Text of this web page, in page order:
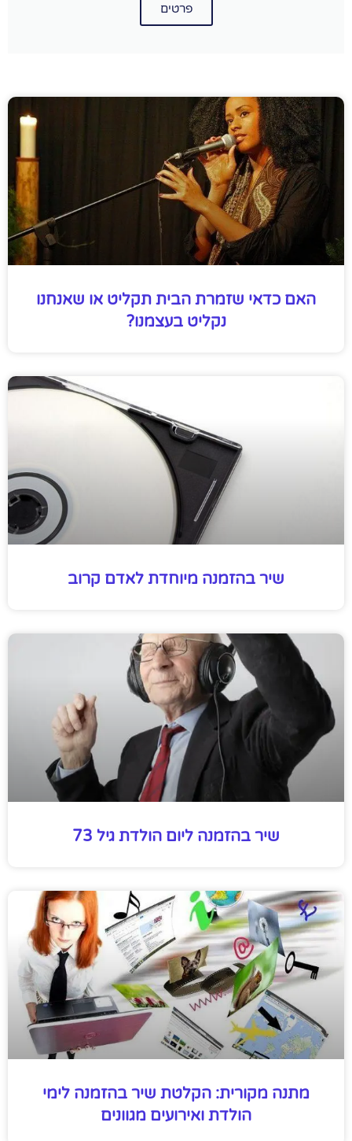
פרטים
האם כדאי שזמרת הבית תקליט או שאנחנו
נקליט בעצמנו?
שיר בהזמנה מיוחדת לאדם קרוב
שיר בהזמנה ליום הולדת גיל 73
מתנה מקורית: הקלטת שיר בהזמנה לימי
הולדת ואירועים מגוונים